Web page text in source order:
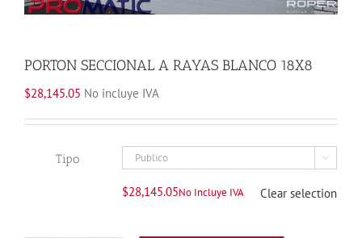
PORTON SECCIONAL A RAYAS BLANCO 18X8
$28,145.05 No incluye IVA
Tipo 
$28,145.05No Incluye IVA Clear selection